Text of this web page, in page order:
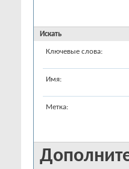
Искать
Ключевые слова:
Имя:
Метка: